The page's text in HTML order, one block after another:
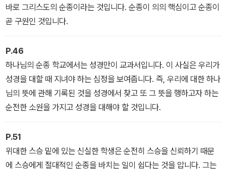
바로 그리스도의 순종이라는 것입니다. 순종이 의의 핵심이고 순종이
곧 구원인 것입니다.
P.46
하나님의 순종 학교에서는 성경만이 교과서입니다. 이 사실은 우리가
성경을 대할 때 지녀야 하는 심정을 보여줍니다. 즉, 우리에 대한 하나
님의 뜻에 관해 기록된 것을 성경에서 찾고 또 그 뜻을 행하고자 하는
순전한 소원을 가지고 성경을 대해야 할 것입니다.
P.51
위대한 스승 밑에 있는 신실한 학생은 순전히 스승을 신뢰하기 때문
에 스승에게 절대적인 순종을 바치는 일이 쉽다는 것을 압니다. 그는